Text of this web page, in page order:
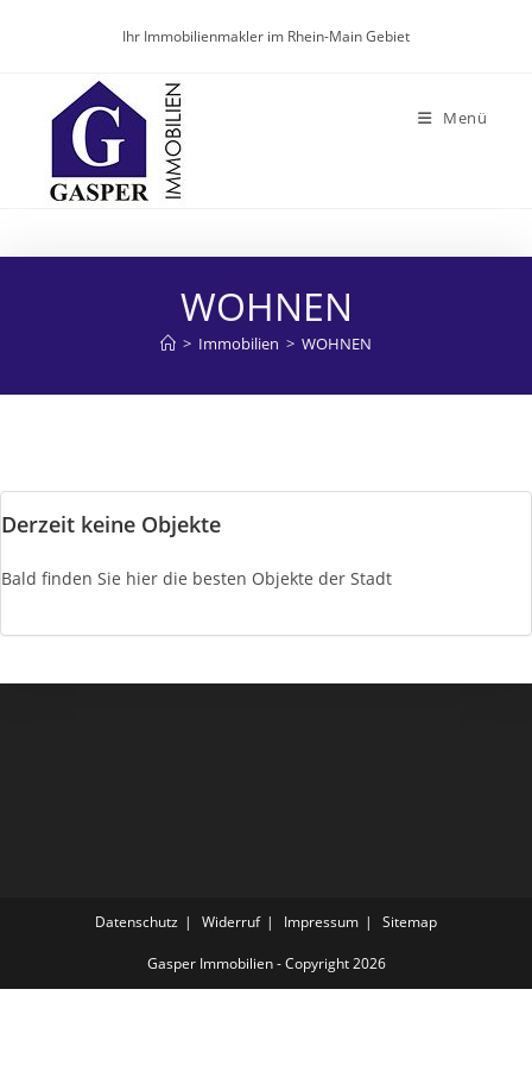
Ihr Immobilienmakler im Rhein-Main Gebiet
Menü
WOHNEN
> Immobilien > WOHNEN
Derzeit keine Objekte
Bald finden Sie hier die besten Objekte der Stadt
Datenschutz Widerruf Impressum Sitemap
Gasper Immobilien - Copyright 2026